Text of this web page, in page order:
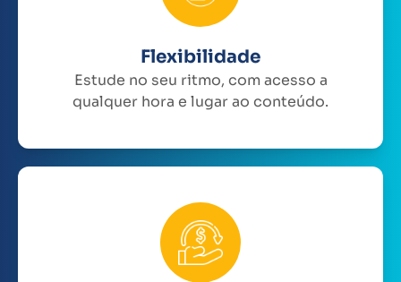
Flexibilidade
Estude no seu ritmo, com acesso a
qualquer hora e lugar ao conteúdo.